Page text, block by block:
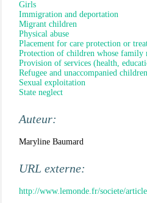
Girls
Immigration and deportation
Migrant children
Physical abuse
Placement for care protection or
Protection of children whose family
Provision of services (health,
Refugee and unaccompanied children
Sexual exploitation
State neglect
Auteur:
Maryline Baumard
URL externe:
http://www.lemonde.fr/societe/